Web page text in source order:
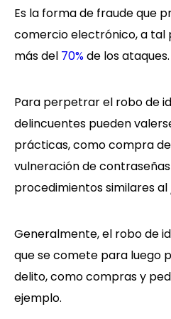
Es la forma de fraude que
comercio electrónico, a tal
más del 70%de los ataques.
Para perpetrar el robo de
delincuentes pueden
prácticas, como compra
vulneración de
procedimientos similares al
Generalmente, el robo de
que se comete para luego
delito, como compras y
ejemplo.